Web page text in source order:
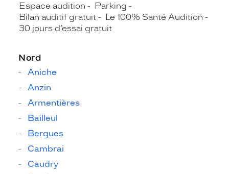
Espace audition
Parking
Bilan auditif gratuit
Le 100% Santé Audition
30 jours d’essai gratuit
Nord
Aniche
Anzin
Armentières
Bailleul
Bergues
Cambrai
Caudry